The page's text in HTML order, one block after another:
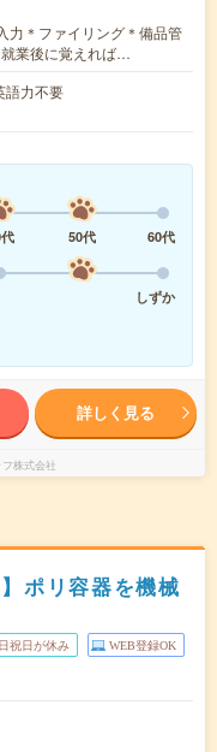
力＊ファイリング＊備品管
業後に覚えれば…
語力不要
50代
60代
しずか
詳しく見る
株式会社
ポリ容器を機械
祝日が休み WEB登録OK